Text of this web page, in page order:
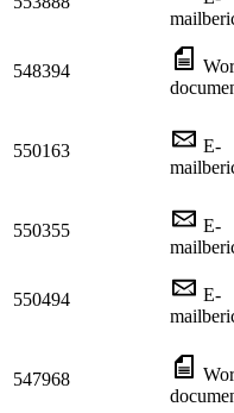
548394
550163
E-
550355
E-
550494
E-
547968